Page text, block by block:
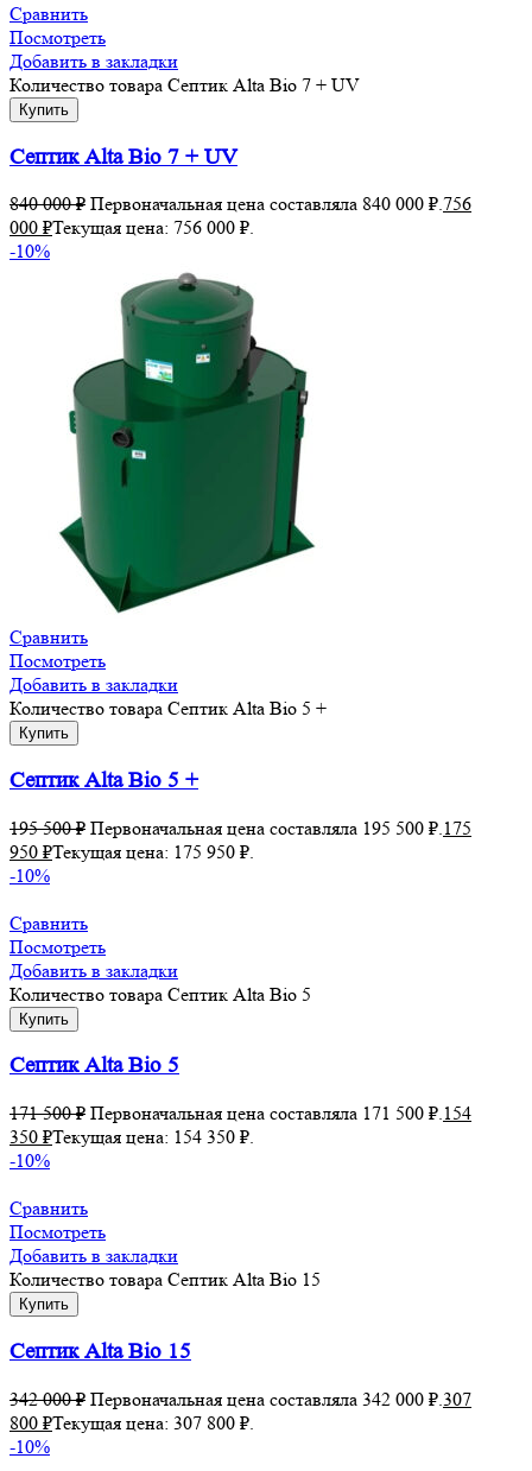
Сравнить
Посмотреть
Добавить в закладки
Количество товара Септик Alta Bio 7 + UV
Купить
Септик Alta Bio 7 + UV
840 000₽ Первоначальная цена составляла 840 000 ₽.756
000 ₽Текущая цена: 756 000 ₽.
-10%
Сравнить
Посмотреть
Добавить в закладки
Количество товара Септик Alta Bio 5 +
Купить
Септик Alta Bio 5 +
195 500₽ Первоначальная цена составляла 195 500 ₽. 175
950 ₽Текущая цена: 175 950 ₽.
-10%
Сравнить
Посмотреть
Добавить в закладки
Количество товара Септик Alta Bio 5
Купить
Септик Alta Bio 5
171 500₽ Первоначальная цена составляла 171 500 ₽.154
350 ₽Текущая цена: 154 350 ₽.
-10%
Сравнить
Посмотреть
Добавить в закладки
Количество товара Септик Alta Bio 15
Купить
Септик Alta Bio 15
342 000₽ Первоначальная цена составляла 342 000 ₽. 307
800 ₽Текущая цена: 307 800 ₽.
-10%